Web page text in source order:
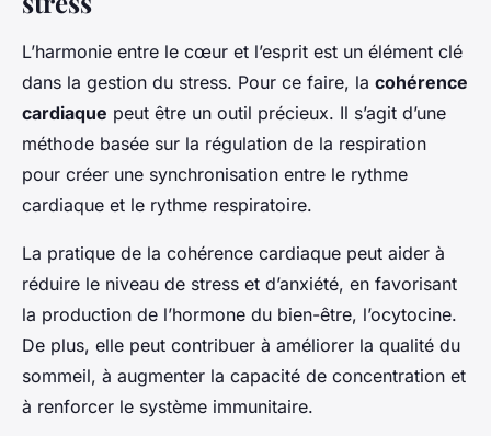
L’harmonie entre le cœur et l’esprit est un élément clé
dans la gestion du stress. Pour ce faire, la cohérence
cardiaque peut être un outil précieux. Il s’agit d’une
méthode basée sur la régulation de la respiration
pour créer une synchronisation entre le rythme
cardiaque et le rythme respiratoire.
La pratique de la cohérence cardiaque peut aider à
réduire le niveau de stress et d’anxiété, en favorisant
la production de l’hormone du bien-être, l’ocytocine.
De plus, elle peut contribuer à améliorer la qualité du
sommeil, à augmenter la capacité de concentration et
à renforcer le système immunitaire.